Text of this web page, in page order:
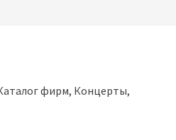
фирм, Концерты,